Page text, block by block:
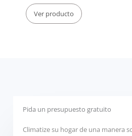
Ver producto
Pida un presupuesto gratuito
Climatize su hogar de una manera